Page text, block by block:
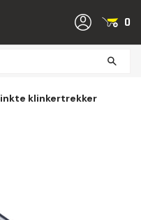
0
klinkertrekker